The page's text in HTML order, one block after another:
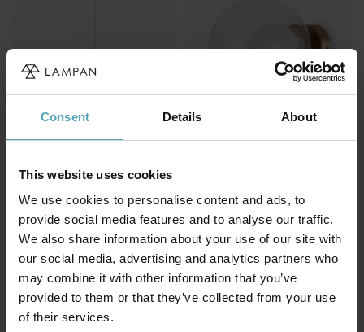
Consent Details About
This website uses cookies
We use cookies to personalise content and ads, to
provide social media features and to analyse our traffic.
We also share information about your use of our site with
our social media, advertising and analytics partners who
may combine it with other information that you’ve
provided to them or that they’ve collected from your use
of their services.
MAYTONI
Basic form Ø18
893 kr. 1 061 kr.